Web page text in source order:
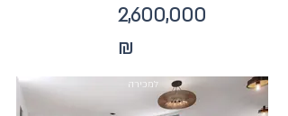
2,600,000
₪
למכירה